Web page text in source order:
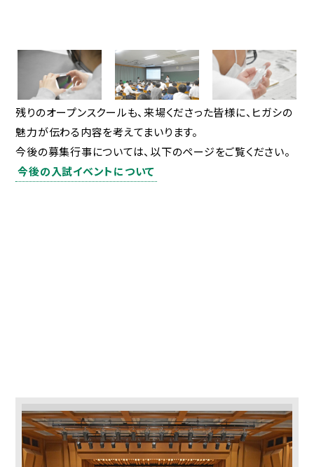
学校法人 東福岡学園
東福岡高等学校
東福岡自彊館中学校
東福岡学園 自由ヶ丘
幼稚園
残りのオープンスクールも、来場くださった皆様に、ヒガシの
魅力が伝わる内容を考えてまいります。
今後の募集行事については、以下のページをご覧ください。
今後の入試イベントについて